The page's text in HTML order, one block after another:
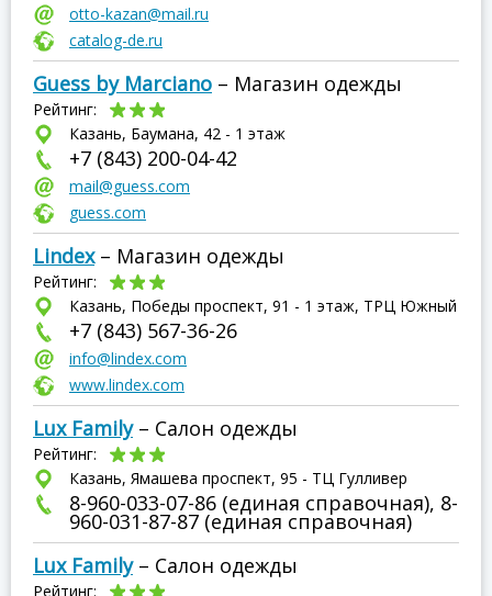
otto-kazan@mail.ru
catalog-de.ru
Guess by Marciano – Магазин одежды
Рейтинг:
Казань, Баумана, 42 - 1 этаж
+7 (843) 200-04-42
mail@guess.com
guess.com
Lindex– Магазин одежды
Рейтинг:
Казань, Победы проспект, 91 - 1 этаж, ТРЦ Южный
+7 (843) 567-36-26
info@lindex.com
www.lindex.com
Lux Family– Салон одежды
Рейтинг:
Казань, Ямашева проспект, 95 - ТЦ Гулливер
8-960-033-07-86 (единая справочная), 8-
960-031-87-87 (единая справочная)
Lux Family– Салон одежды
Рейтинг: